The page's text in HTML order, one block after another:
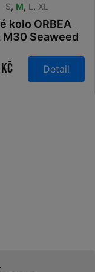
S, M, L , XL
kolo ORBEA
M30 Seaweed
Detail